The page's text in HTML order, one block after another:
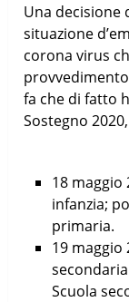
Una decisione
situazione
corona virus
fa che di fatto
Sostegno
18 maggio
infanzia;
primaria.
19 maggio
Scuola